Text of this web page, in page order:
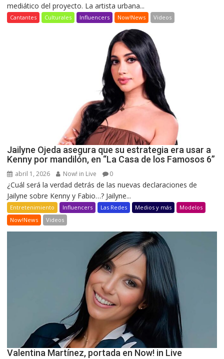
mediático del proyecto. La artista urbana...
Cantantes Culturales Influencers Now!News Videos
Jailyne Ojeda asegura que su estrategia era usar a
Kenny por mandilón, en “La Casa de los Famosos 6”
abril 1, 2026 Now! in Live 0
¿Cuál será la verdad detrás de las nuevas declaraciones de
Jailyne sobre Kenny y Fabio…? Jailyne...
Entretenimiento Influencers Las Redes Medios y más
Modelos
Now!News
Videos
Valentina Martínez, portada en Now! in Live